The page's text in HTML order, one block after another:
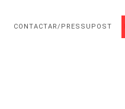
CONTACTAR/PRESSUPOST